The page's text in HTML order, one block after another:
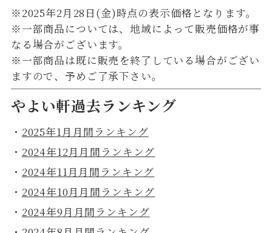
※2025年2月28日(金)時点の表示価格となります。
※一部商品については、地域によって販売価格が事
なる場合がございます。
※一部商品は既に販売を終了している場合がござい
ますので、予めご了承下さい。
やよい軒過去ランキング
・ 2025年1月月間ランキング
・ 2024年12月月間ランキング
・ 2024年11月月間ランキング
・ 2024年10月月間ランキング
・ 2024年9月月間ランキング